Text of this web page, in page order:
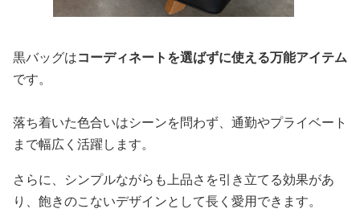
黒バッグはコーディネートを選ばずに使える万能アイテム
です。
落ち着いた色合いはシーンを問わず、通勤やプライベート
まで幅広く活躍します。
さらに、シンプルながらも上品さを引き立てる効果があ
り、飽きのこないデザインとして長く愛用できます。